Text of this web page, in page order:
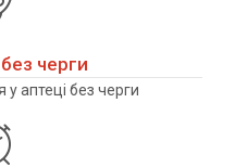
черги
аптеці без черги